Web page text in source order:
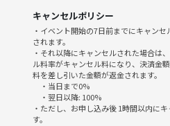
④14:55 試合終了、締めの挨拶
⑤15:00 現地解散
⑥16:00 希望者のみ飲み会🍻
🌱サークルの雰囲気・20,30代メイン
ない方も大歓迎です。お子様連れの方
エンジョイ重視で、勝敗より“楽しい
キャンセルポリシー
・イベント開始の7日前までにキャン
されます。
・それ以降にキャンセルされた場合は
ル料率がキャンセル料になり、決済金
料を差し引いた金額が返金されます。
・当日まで0%
・翌日以降: 100%
・ただし、お申し込み後 1時間以内に
す。